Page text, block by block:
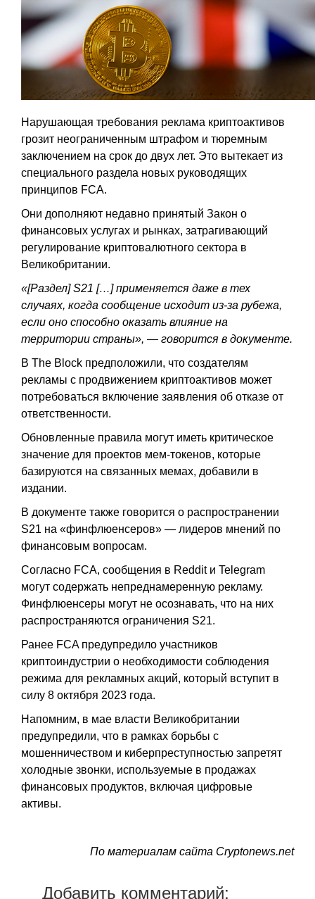
Нарушающая требования реклама криптоактивов
грозит неограниченным штрафом и тюремным
заключением на срок до двух лет. Это вытекает из
специального раздела новых руководящих
принципов FCA.
Они дополняют недавно принятый Закон о
финансовых услугах и рынках, затрагивающий
регулирование криптовалютного сектора в
Великобритании.
«[Раздел] S21 […] применяется даже в тех
случаях, когда сообщение исходит из-за рубежа,
если оно способно оказать влияние на
территории страны», — говорится в документе.
В The Block предположили, что создателям
рекламы с продвижением криптоактивов может
потребоваться включение заявления об отказе от
ответственности.
Обновленные правила могут иметь критическое
значение для проектов мем-токенов, которые
базируются на связанных мемах, добавили в
издании.
В документе также говорится о распространении
S21 на «финфлюенсеров» — лидеров мнений по
финансовым вопросам.
Согласно FCA, сообщения в Reddit и Telegram
могут содержать непреднамеренную рекламу.
Финфлюенсеры могут не осознавать, что на них
распространяются ограничения S21.
Ранее FCA предупредило участников
криптоиндустрии о необходимости соблюдения
режима для рекламных акций, который вступит в
силу 8 октября 2023 года.
Напомним, в мае власти Великобритании
предупредили, что в рамках борьбы с
мошенничеством и киберпреступностью запретят
холодные звонки, используемые в продажах
финансовых продуктов, включая цифровые
активы.
По материалам сайта Cryptonews.net
Добавить комментарий: